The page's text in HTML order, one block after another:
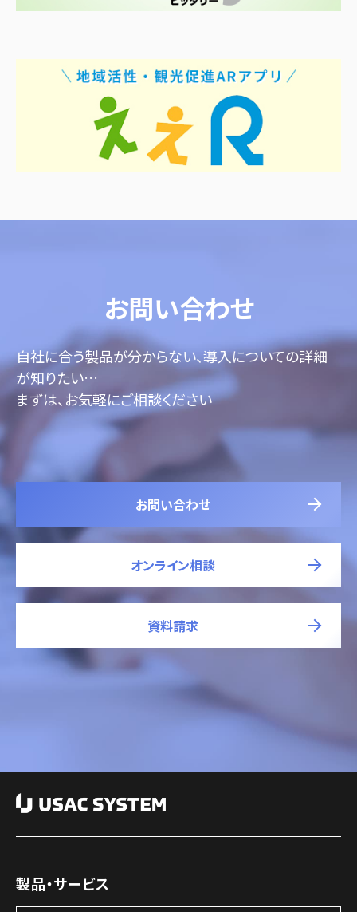
お問い合わせ
自社に合う製品が分からない、導入についての詳細
が知りたい…
まずは、お気軽にご相談ください
お問い合わせ
オンライン相談
資料請求
製品・サービス